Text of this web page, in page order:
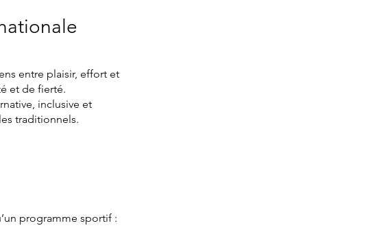
entre plaisir, effort et
et de fierté.
inclusive et
traditionnels.
programme sportif :